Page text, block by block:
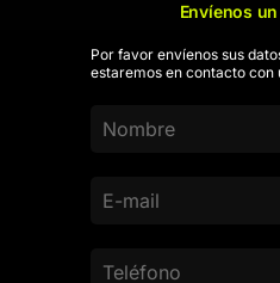
Envíenos
Por favor envíenos sus
estaremos en contacto con